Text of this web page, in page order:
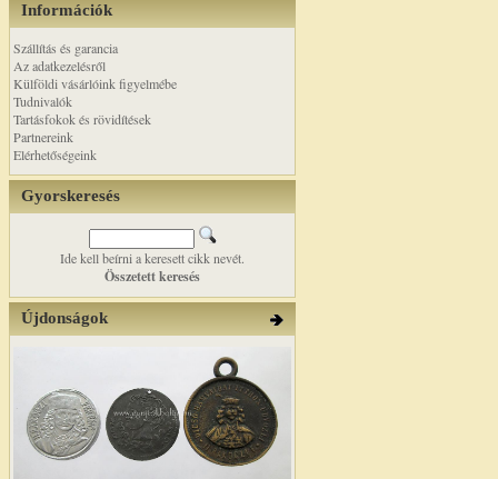
Információk
Szállítás és garancia
Az adatkezelésről
Külföldi vásárlóink figyelmébe
Tudnivalók
Tartásfokok és rövidítések
Partnereink
Elérhetőségeink
Gyorskeresés
Ide kell beírni a keresett cikk nevét.
Összetett keresés
Újdonságok